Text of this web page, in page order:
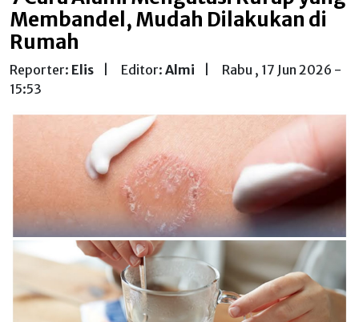
Membandel, Mudah Dilakukan di
Rumah
Reporter: Elis Editor: Almi
Rabu , 17 Jun 2026 -
15:53